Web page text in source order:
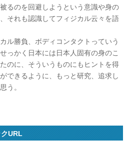
るのを回避しようという意識や身の
それも認識してフィジカル云々を語
ル勝負、ボディコンタクトっていう
っかく日本には日本人固有の身のこ
のに、そういうものにもヒントを得
できるように、もっと研究、追求し
う。
URL